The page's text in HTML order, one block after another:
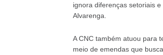
ignora diferenças setoriais
Alvarenga.
A CNC também atuou para
meio de emendas que